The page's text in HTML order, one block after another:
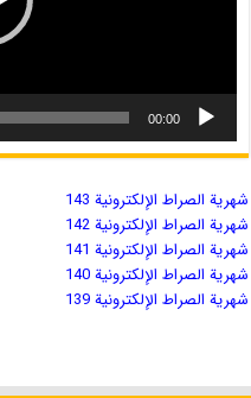
00:00
شهریة الصراط الإلكترونية 143
شهریة الصراط الإلكترونية 142
شهریة الصراط الإلكترونية 141
شهریة الصراط الإلكترونية 140
شهریة الصراط الإلكترونية 139